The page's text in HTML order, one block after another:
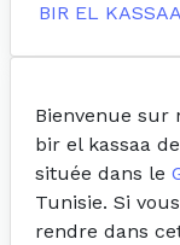
BIR EL KASSAA
Bienvenue sur
bir el kassaa
située dans le
Tunisie. Si
rendre dans